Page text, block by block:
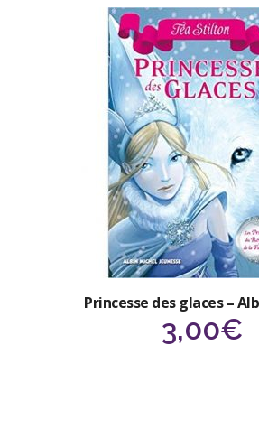
Princesse des glaces –
3,00€